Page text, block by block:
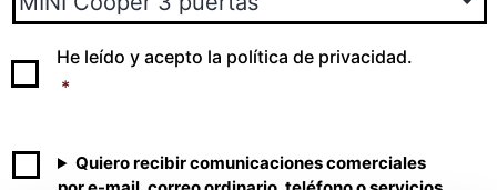
Privacidad *
He leído y acepto la política de privacidad.
*
Consentimientos
Comerciales
Quiero recibir comunicaciones comerciales